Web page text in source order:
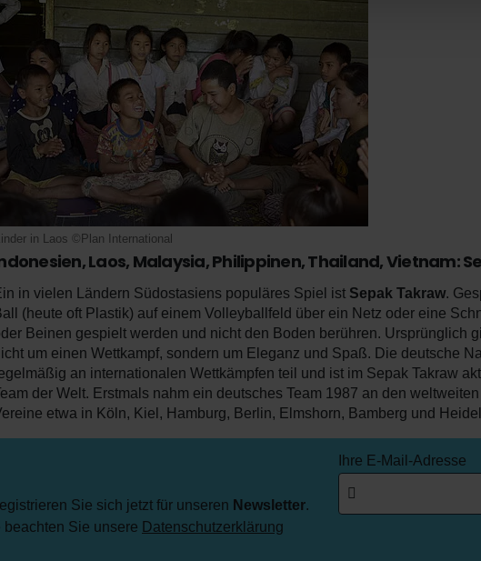
in Laos ©Plan International
Laos, Malaysia, Philippinen, Thailand, Vietnam:
in vielen Ländern Südostasiens populäres Spiel ist Sepak Takraw.
(heute oft Plastik) auf einem Volleyballfeld über ein Netz oder eine
Beinen gespielt werden und nicht den Boden berühren. Ursprünglich
um einen Wettkampf, sondern um Eleganz und Spaß. Die deutsche
an internationalen Wettkämpfen teil und ist im Sepak Takraw
der Welt. Erstmals nahm ein deutsches Team 1987 an den
etwa in Köln, Kiel, Hamburg, Berlin, Elmshorn, Bamberg und
Sie sich jetzt für unseren Newsletter.
Sie unsere Datenschutzerklärung
Ihre E-Mail-Adresse